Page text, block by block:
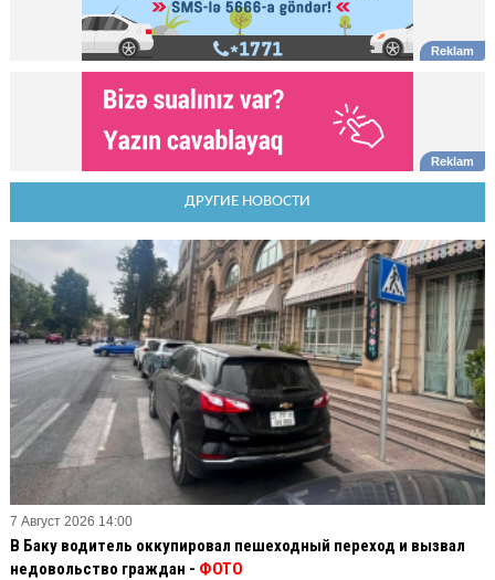
ДРУГИЕ НОВОСТИ
7 Август 2026 14:00
В Баку водитель оккупировал пешеходный переход и вызвал
недовольство граждан - ФОТО